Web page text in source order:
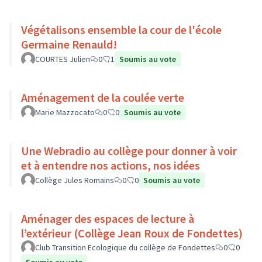
Végétalisons ensemble la cour de l'école
Germaine Renauld!
COURTES Julien 0 1 Soumis au vote
Aménagement de la coulée verte
Marie Mazzocato 0 0 Soumis au vote
Une Webradio au collège pour donner à voir
et à entendre nos actions, nos idées
Collège Jules Romains 0 0 Soumis au vote
Aménager des espaces de lecture à
l’extérieur (Collège Jean Roux de Fondettes)
Club Transition Ecologique du collège de Fondettes 0
0